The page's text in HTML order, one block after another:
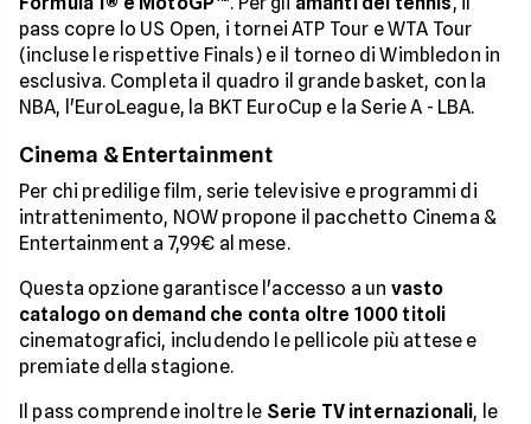
pass copre lo US Open, i tornei ATP Tour e WTA Tour
(incluse le rispettive Finals) e il torneo di Wimbledon in
esclusiva. Completa il quadro il grande basket, con la
NBA, l'EuroLeague, la BKT EuroCup e la Serie A - LBA.
Cinema & Entertainment
Per chi predilige film, serie televisive e programmi di
intrattenimento, NOW propone il pacchetto Cinema &
Entertainment a 7,99€ al mese.
Questa opzione garantisce l'accesso a un vasto
catalogo on demand che conta oltre 1000 titoli
cinematografici, includendo le pellicole più attese e
premiate della stagione.
Il pass comprende inoltre le Serie TV internazionali, le